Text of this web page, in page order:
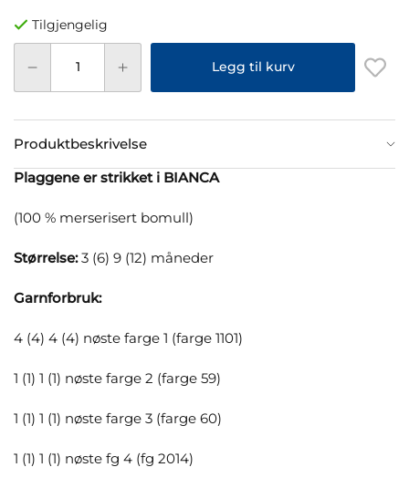
Tilgjengelig
Legg til kurv
Produktbeskrivelse
Plaggene er strikket i BIANCA
(100 % merserisert bomull)
Størrelse:3 (6) 9 (12) måneder
Garnforbruk:
4 (4) 4 (4) nøste farge 1 (farge 1101)
1 (1) 1 (1) nøste farge 2 (farge 59)
1 (1) 1 (1) nøste farge 3 (farge 60)
1 (1) 1 (1) nøste fg 4 (fg 2014)